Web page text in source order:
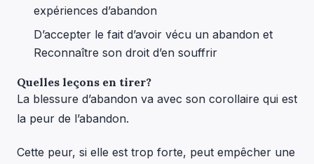
expériences d’abandon
D’accepter le fait d’avoir vécu un abandon et
Reconnaître son droit d’en souffrir
Quelles leçons en tirer?
La blessure d’abandon va avec son corollaire qui est
la peur de l’abandon.
Cette peur, si elle est trop forte, peut empêcher une